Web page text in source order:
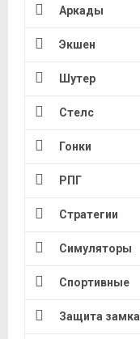
Аркады
Экшен
Шутер
Стелс
Гонки
РПГ
Стратегии
Симуляторы
Спортивные
Защита